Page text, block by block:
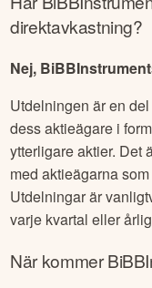
direktavkastning?
Nej,
Utdelningen är en
dess aktieägare i
ytterligare aktier. Det
med aktieägarna
Utdelningar är
varje kvartal eller
När kommer